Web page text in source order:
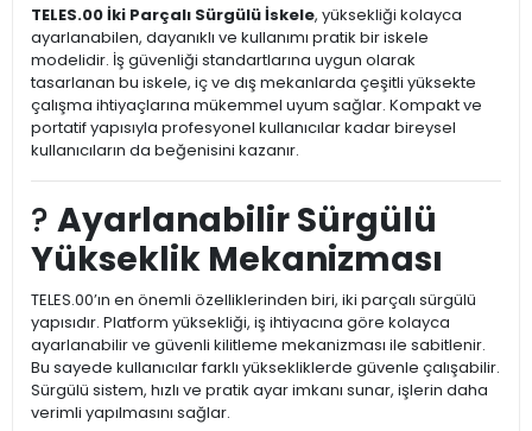
TELES.00 İki Parçalı Sürgülü İskele, yüksekliği kolayca
ayarlanabilen, dayanıklı ve kullanımı pratik bir iskele
modelidir. İş güvenliği standartlarına uygun olarak
tasarlanan bu iskele, iç ve dış mekanlarda çeşitli yüksekte
çalışma ihtiyaçlarına mükemmel uyum sağlar. Kompakt ve
portatif yapısıyla profesyonel kullanıcılar kadar bireysel
kullanıcıların da beğenisini kazanır.
? Ayarlanabilir Sürgülü
Yükseklik Mekanizması
TELES.00’ın en önemli özelliklerinden biri, iki parçalı sürgülü
yapısıdır. Platform yüksekliği, iş ihtiyacına göre kolayca
ayarlanabilir ve güvenli kilitleme mekanizması ile sabitlenir.
Bu sayede kullanıcılar farklı yüksekliklerde güvenle çalışabilir.
Sürgülü sistem, hızlı ve pratik ayar imkanı sunar, işlerin daha
verimli yapılmasını sağlar.